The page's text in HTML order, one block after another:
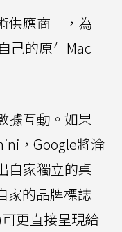
供應商」，為
己的原生Mac
據互動。如果
，Google將淪
自家獨立的桌
家的品牌標誌
更直接呈現給